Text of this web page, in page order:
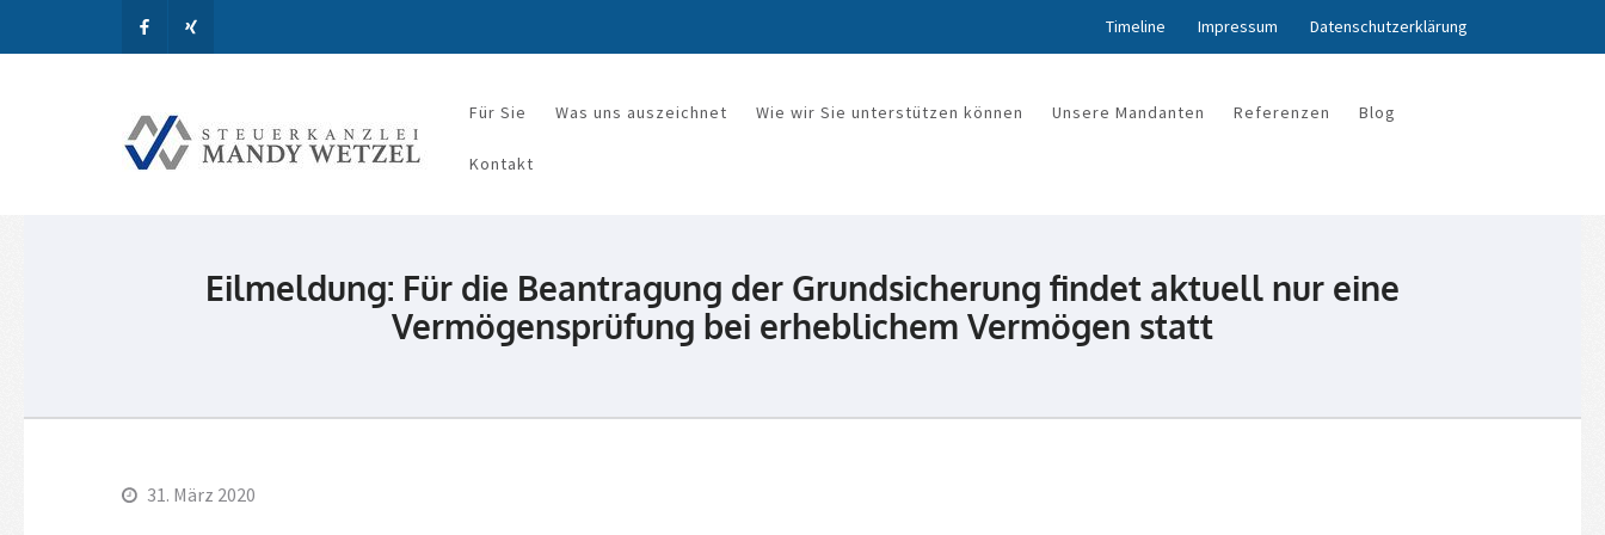
Timeline Impressum Datenschutzerklärung
Steuerkanzlei Mandy Wetzel
Für Sie Was uns auszeichnet Wie wir Sie unterstützen können Unsere Mandanten Referenzen Blog
Kontakt
Eilmeldung: Für die Beantragung der Grundsicherung findet aktuell nur eine
Vermögensprüfung bei erheblichem Vermögen statt
31. März 2020